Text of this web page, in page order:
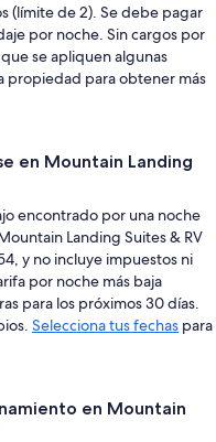
(límite de 2). Se debe pagar
por noche. Sin cargos por
se apliquen algunas
propiedad para obtener más
en Mountain Landing
encontrado por una noche
Landing Suites & RV
y no incluye impuestos ni
por noche más baja
para los próximos 30 días.
Selecciona tus fechas para
en Mountain